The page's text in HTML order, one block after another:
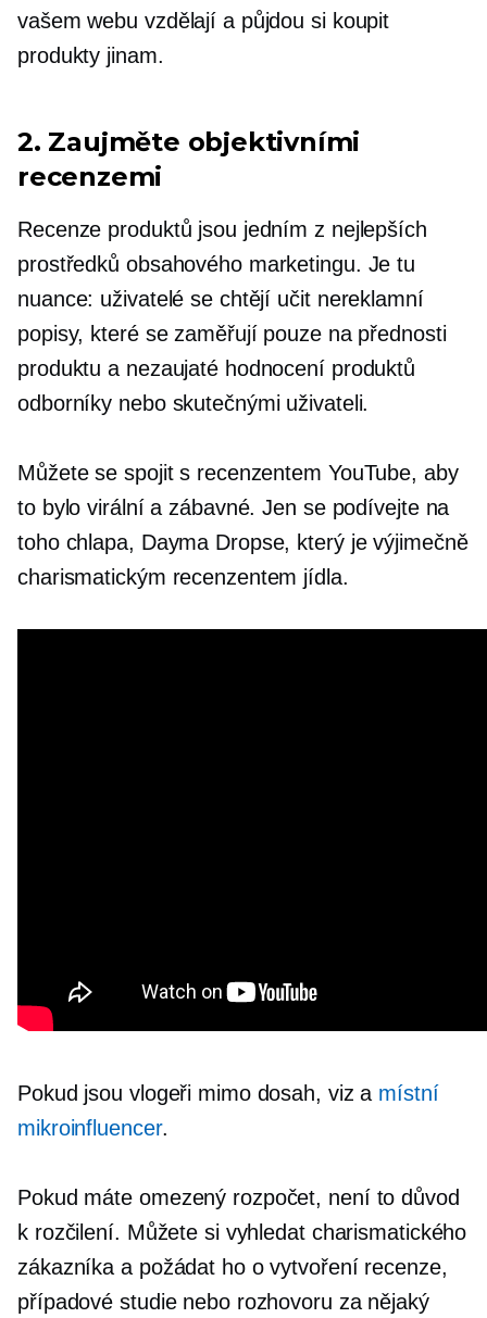
vašem webu vzdělají a půjdou si koupit
produkty jinam.
2. Zaujměte objektivními
recenzemi
Recenze produktů jsou jedním z nejlepších
prostředků obsahového marketingu. Je tu
nuance: uživatelé se chtějí učit nereklamní
popisy, které se zaměřují pouze na přednosti
produktu a nezaujaté hodnocení produktů
odborníky nebo skutečnými uživateli.
Můžete se spojit s recenzentem YouTube, aby
to bylo virální a zábavné. Jen se podívejte na
toho chlapa, Dayma Dropse, který je výjimečně
charismatickým recenzentem jídla.
Pokud jsou vlogeři mimo dosah, viz a místní
mikroinfluencer.
Pokud máte omezený rozpočet, není to důvod
k rozčilení. Můžete si vyhledat charismatického
zákazníka a požádat ho o vytvoření recenze,
případové studie nebo rozhovoru za nějaký